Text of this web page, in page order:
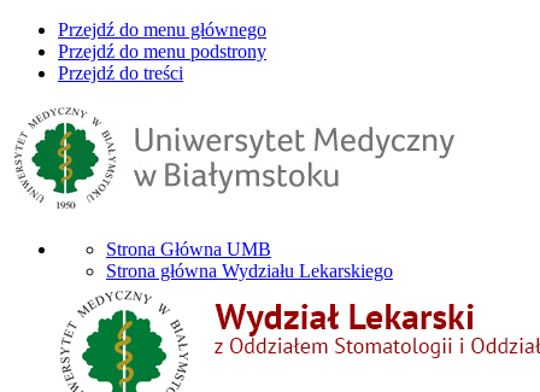
Przejdź do menu głównego
Przejdź do menu podstrony
Przejdź do treści
Strona Główna UMB
Strona główna Wydziału Lekarskiego